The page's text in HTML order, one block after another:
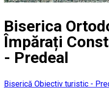
Biserica
Împărați
- Predeal
Biserică Obiectiv turistic -